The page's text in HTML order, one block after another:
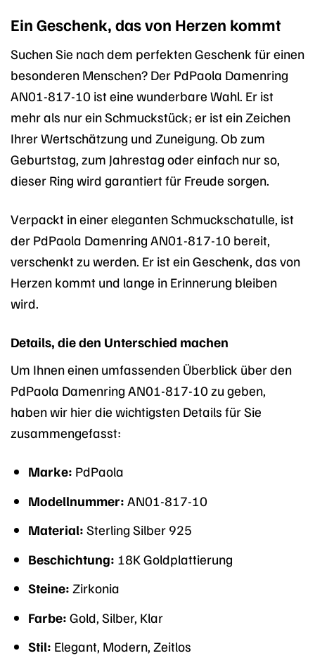
Ein Geschenk, das von Herzen kommt
Suchen Sie nach dem perfekten Geschenk für einen
besonderen Menschen? Der PdPaola Damenring
AN01-817-10 ist eine wunderbare Wahl. Er ist
mehr als nur ein Schmuckstück; er ist ein Zeichen
Ihrer Wertschätzung und Zuneigung. Ob zum
Geburtstag, zum Jahrestag oder einfach nur so,
dieser Ring wird garantiert für Freude sorgen.
Verpackt in einer eleganten Schmuckschatulle, ist
der PdPaola Damenring AN01-817-10 bereit,
verschenkt zu werden. Er ist ein Geschenk, das von
Herzen kommt und lange in Erinnerung bleiben
wird.
Details, die den Unterschied machen
Um Ihnen einen umfassenden Überblick über den
PdPaola Damenring AN01-817-10 zu geben,
haben wir hier die wichtigsten Details für Sie
zusammengefasst:
Marke: PdPaola
Modellnummer: AN01-817-10
Material: Sterling Silber 925
Beschichtung: 18K Goldplattierung
Steine: Zirkonia
Farbe: Gold, Silber, Klar
Stil: Elegant, Modern, Zeitlos